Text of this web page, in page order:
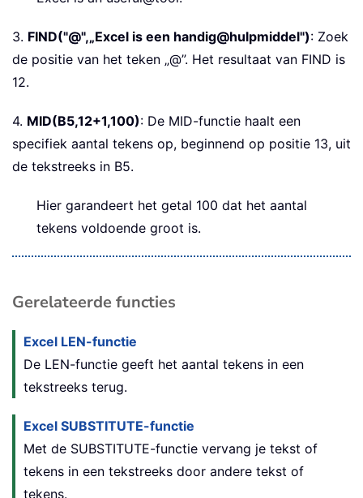
3. FIND("@",„Excel is een handig@hulpmiddel"): Zoek
de positie van het teken „@”. Het resultaat van FIND is
12.
4. MID(B5,12+1,100): De MID-functie haalt een
specifiek aantal tekens op, beginnend op positie 13, uit
de tekstreeks in B5.
Hier garandeert het getal 100 dat het aantal
tekens voldoende groot is.
Gerelateerde functies
Excel LEN-functie
De LEN-functie geeft het aantal tekens in een
tekstreeks terug.
Excel SUBSTITUTE-functie
Met de SUBSTITUTE-functie vervang je tekst of
tekens in een tekstreeks door andere tekst of
tekens.